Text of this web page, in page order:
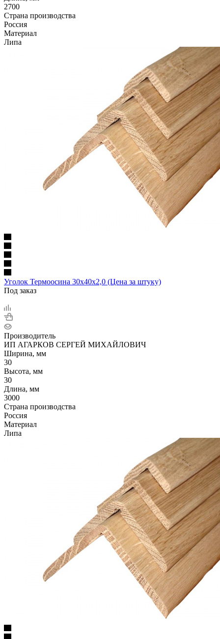
2700
Страна производства
Россия
Материал
Липа
Уголок Термоосина 30х40х2,0 (Цена за штуку)
Под заказ
Производитель
ИП АГАРКОВ СЕРГЕЙ МИХАЙЛОВИЧ
Ширина, мм
30
Высота, мм
30
Длина, мм
3000
Страна производства
Россия
Материал
Липа